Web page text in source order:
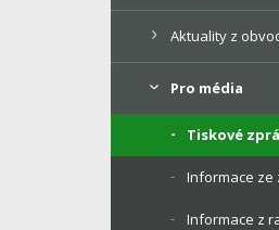
Aktuality z
Pro média
Tiskové
Informace ze
Informace z